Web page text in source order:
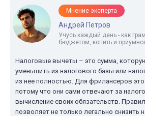
Мнение эксперта
Андрей Петров
Учусь каждый день - как
бюджетом, копить и
Налоговые вычеты – это сумма,
уменьшить из налогового базы или
из нее полностью. Для фрилансеров
потому что они сами отвечают за
вычисление своих обязательств.
позволяет не только легально снизить